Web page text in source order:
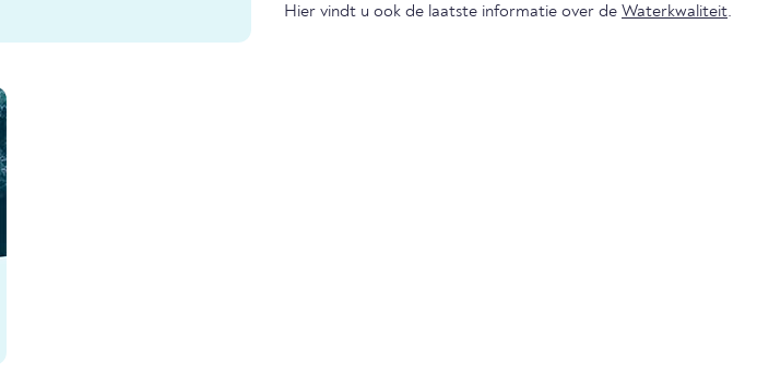
Hier vindt u ook de laatste informatie over de Waterkwaliteit.